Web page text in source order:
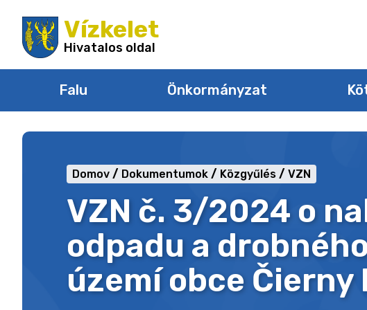
a
tartalomra
Vízkelet
Hivatalos oldal
Falu Önkormányzat
VZN č. 3/2024 o
odpadu a
území obce Čierny
Domov Dokumentumok Közgyűlés VZN